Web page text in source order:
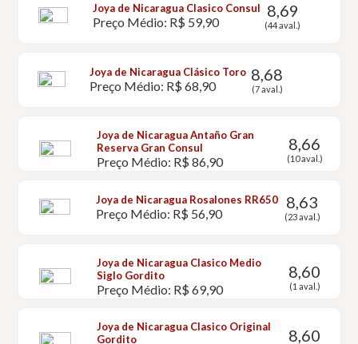
Joya de Nicaragua Clasico Consul
Preço Médio: R$ 59,90
8,69
(44 aval.)
Joya de Nicaragua Clásico Toro
Preço Médio: R$ 68,90
8,68
(7 aval.)
Joya de Nicaragua Antaño Gran
Reserva Gran Consul
Preço Médio: R$ 86,90
8,66
(10 aval.)
Joya de Nicaragua Rosalones RR650
Preço Médio: R$ 56,90
8,63
(23 aval.)
Joya de Nicaragua Clasico Medio
Siglo Gordito
Preço Médio: R$ 69,90
8,60
(1 aval.)
Joya de Nicaragua Clasico Original
Gordito
8,60